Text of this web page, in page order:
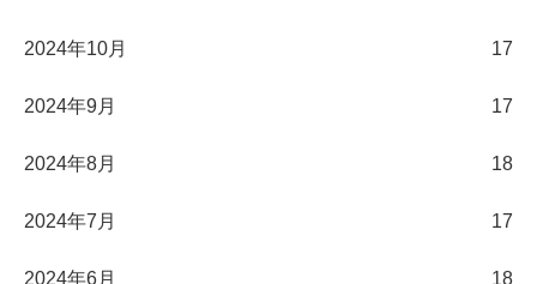
2024年10月 17
2024年9月 17
2024年8月 18
2024年7月 17
2024年6月 18